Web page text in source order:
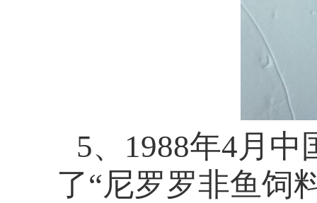
5、 1988年4月中
了“尼罗罗非鱼饲